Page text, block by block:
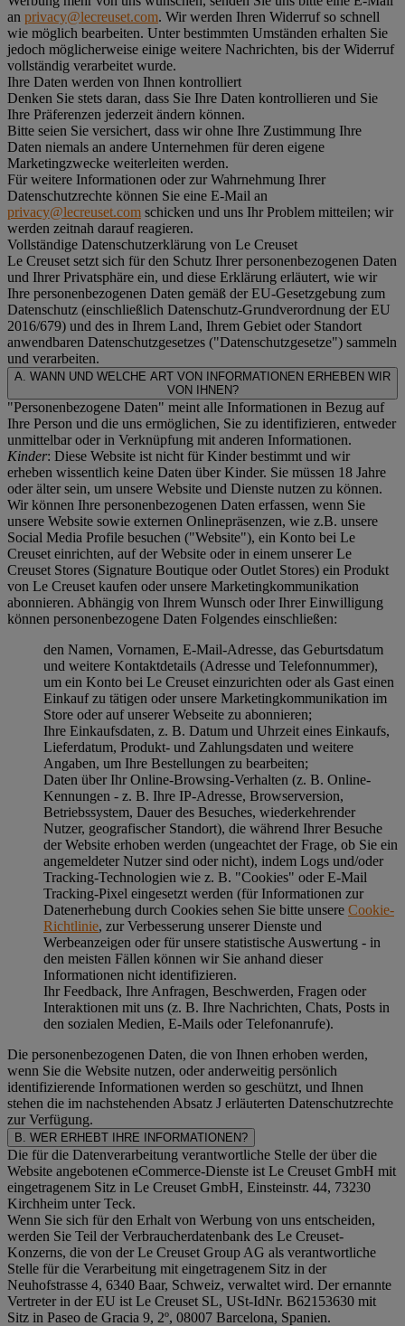
an privacy@lecreuset.com. Wir werden Ihren Widerruf so schnell
wie möglich bearbeiten. Unter bestimmten Umständen erhalten Sie
jedoch möglicherweise einige weitere Nachrichten, bis der Widerruf
vollständig verarbeitet wurde.
Ihre Daten werden von Ihnen kontrolliert
Denken Sie stets daran, dass Sie Ihre Daten kontrollieren und Sie
Ihre Präferenzen jederzeit ändern können.
Bitte seien Sie versichert, dass wir ohne Ihre Zustimmung Ihre
Daten niemals an andere Unternehmen für deren eigene
Marketingzwecke weiterleiten werden.
Für weitere Informationen oder zur Wahrnehmung Ihrer
Datenschutzrechte können Sie eine E-Mail an
privacy@lecreuset.com schicken und uns Ihr Problem mitteilen; wir
werden zeitnah darauf reagieren.
Vollständige Datenschutzerklärung von Le Creuset
Le Creuset setzt sich für den Schutz Ihrer personenbezogenen Daten
und Ihrer Privatsphäre ein, und diese Erklärung erläutert, wie wir
Ihre personenbezogenen Daten gemäß der EU-Gesetzgebung zum
Datenschutz (einschließlich Datenschutz-Grundverordnung der EU
2016/679) und des in Ihrem Land, Ihrem Gebiet oder Standort
anwendbaren Datenschutzgesetzes ("Datenschutzgesetze") sammeln
und verarbeiten.
A. WANN UND WELCHE ART VON INFORMATIONEN ERHEBEN WIR
VON IHNEN?
"Personenbezogene Daten" meint alle Informationen in Bezug auf
Ihre Person und die uns ermöglichen, Sie zu identifizieren, entweder
unmittelbar oder in Verknüpfung mit anderen Informationen.
Kinder: Diese Website ist nicht für Kinder bestimmt und wir
erheben wissentlich keine Daten über Kinder. Sie müssen 18 Jahre
oder älter sein, um unsere Website und Dienste nutzen zu können.
Wir können Ihre personenbezogenen Daten erfassen, wenn Sie
unsere Website sowie externen Onlinepräsenzen, wie z.B. unsere
Social Media Profile besuchen ("Website"), ein Konto bei Le
Creuset einrichten, auf der Website oder in einem unserer Le
Creuset Stores (Signature Boutique oder Outlet Stores) ein Produkt
von Le Creuset kaufen oder unsere Marketingkommunikation
abonnieren. Abhängig von Ihrem Wunsch oder Ihrer Einwilligung
können personenbezogene Daten Folgendes einschließen:
den Namen, Vornamen, E-Mail-Adresse, das Geburtsdatum
und weitere Kontaktdetails (Adresse und Telefonnummer),
um ein Konto bei Le Creuset einzurichten oder als Gast einen
Einkauf zu tätigen oder unsere Marketingkommunikation im
Store oder auf unserer Webseite zu abonnieren;
Ihre Einkaufsdaten, z. B. Datum und Uhrzeit eines Einkaufs,
Lieferdatum, Produkt- und Zahlungsdaten und weitere
Angaben, um Ihre Bestellungen zu bearbeiten;
Daten über Ihr Online-Browsing-Verhalten (z. B. Online-
Kennungen - z. B. Ihre IP-Adresse, Browserversion,
Betriebssystem, Dauer des Besuches, wiederkehrender
Nutzer, geografischer Standort), die während Ihrer Besuche
der Website erhoben werden (ungeachtet der Frage, ob Sie ein
angemeldeter Nutzer sind oder nicht), indem Logs und/oder
Tracking-Technologien wie z. B. "Cookies" oder E-Mail
Tracking-Pixel eingesetzt werden (für Informationen zur
Datenerhebung durch Cookies sehen Sie bitte unsere Cookie-
Richtlinie, zur Verbesserung unserer Dienste und
Werbeanzeigen oder für unsere statistische Auswertung - in
den meisten Fällen können wir Sie anhand dieser
Informationen nicht identifizieren.
Ihr Feedback, Ihre Anfragen, Beschwerden, Fragen oder
Interaktionen mit uns (z. B. Ihre Nachrichten, Chats, Posts in
den sozialen Medien, E-Mails oder Telefonanrufe).
Die personenbezogenen Daten, die von Ihnen erhoben werden,
wenn Sie die Website nutzen, oder anderweitig persönlich
identifizierende Informationen werden so geschützt, und Ihnen
stehen die im nachstehenden Absatz J erläuterten Datenschutzrechte
zur Verfügung.
B. WER ERHEBT IHRE INFORMATIONEN?
Die für die Datenverarbeitung verantwortliche Stelle der über die
Website angebotenen eCommerce-Dienste ist Le Creuset GmbH mit
eingetragenem Sitz in Le Creuset GmbH, Einsteinstr. 44, 73230
Kirchheim unter Teck.
Wenn Sie sich für den Erhalt von Werbung von uns entscheiden,
werden Sie Teil der Verbraucherdatenbank des Le Creuset-
Konzerns, die von der Le Creuset Group AG als verantwortliche
Stelle für die Verarbeitung mit eingetragenem Sitz in der
Neuhofstrasse 4, 6340 Baar, Schweiz, verwaltet wird. Der ernannte
Vertreter in der EU ist Le Creuset SL, USt-IdNr. B62153630 mit
Sitz in Paseo de Gracia 9, 2º, 08007 Barcelona, Spanien.